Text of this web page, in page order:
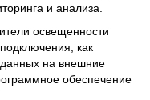
и анализа.
освещенности
как
на внешние
обеспечение